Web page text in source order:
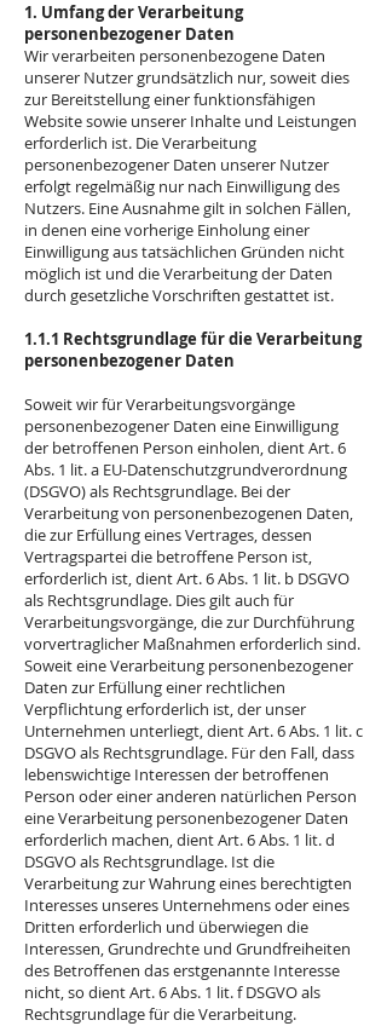
1. Umfang der Verarbeitung
personenbezogener Daten
Wir verarbeiten personenbezogene Daten
unserer Nutzer grundsätzlich nur, soweit dies
zur Bereitstellung einer funktionsfähigen
Website sowie unserer Inhalte und Leistungen
erforderlich ist. Die Verarbeitung
personenbezogener Daten unserer Nutzer
erfolgt regelmäßig nur nach Einwilligung des
Nutzers. Eine Ausnahme gilt in solchen Fällen,
in denen eine vorherige Einholung einer
Einwilligung aus tatsächlichen Gründen nicht
möglich ist und die Verarbeitung der Daten
durch gesetzliche Vorschriften gestattet ist.
1.1.1 Rechtsgrundlage für die Verarbeitung
personenbezogener Daten
Soweit wir für Verarbeitungsvorgänge
personenbezogener Daten eine Einwilligung
der betroffenen Person einholen, dient Art. 6
Abs. 1 lit. a EU-Datenschutzgrundverordnung
(DSGVO) als Rechtsgrundlage. Bei der
Verarbeitung von personenbezogenen Daten,
die zur Erfüllung eines Vertrages, dessen
Vertragspartei die betroffene Person ist,
erforderlich ist, dient Art. 6 Abs. 1 lit. b DSGVO
als Rechtsgrundlage. Dies gilt auch für
Verarbeitungsvorgänge, die zur Durchführung
vorvertraglicher Maßnahmen erforderlich sind.
Soweit eine Verarbeitung personenbezogener
Daten zur Erfüllung einer rechtlichen
Verpflichtung erforderlich ist, der unser
Unternehmen unterliegt, dient Art. 6 Abs. 1 lit. c
DSGVO als Rechtsgrundlage. Für den Fall, dass
lebenswichtige Interessen der betroffenen
Person oder einer anderen natürlichen Person
eine Verarbeitung personenbezogener Daten
erforderlich machen, dient Art. 6 Abs. 1 lit. d
DSGVO als Rechtsgrundlage. Ist die
Verarbeitung zur Wahrung eines berechtigten
Interesses unseres Unternehmens oder eines
Dritten erforderlich und überwiegen die
Interessen, Grundrechte und Grundfreiheiten
des Betroffenen das erstgenannte Interesse
nicht, so dient Art. 6 Abs. 1 lit. f DSGVO als
Rechtsgrundlage für die Verarbeitung.